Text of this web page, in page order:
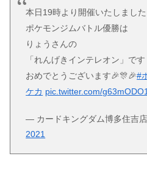
本日19時より開催いたしました
ポケモンジムバトル優勝は
りょうさんの
「れんげきインテレオン」です
おめでとうございます🎉🎊🎉#
ケカ pic.twitter.com/
— カードキングダム博多住吉
2021